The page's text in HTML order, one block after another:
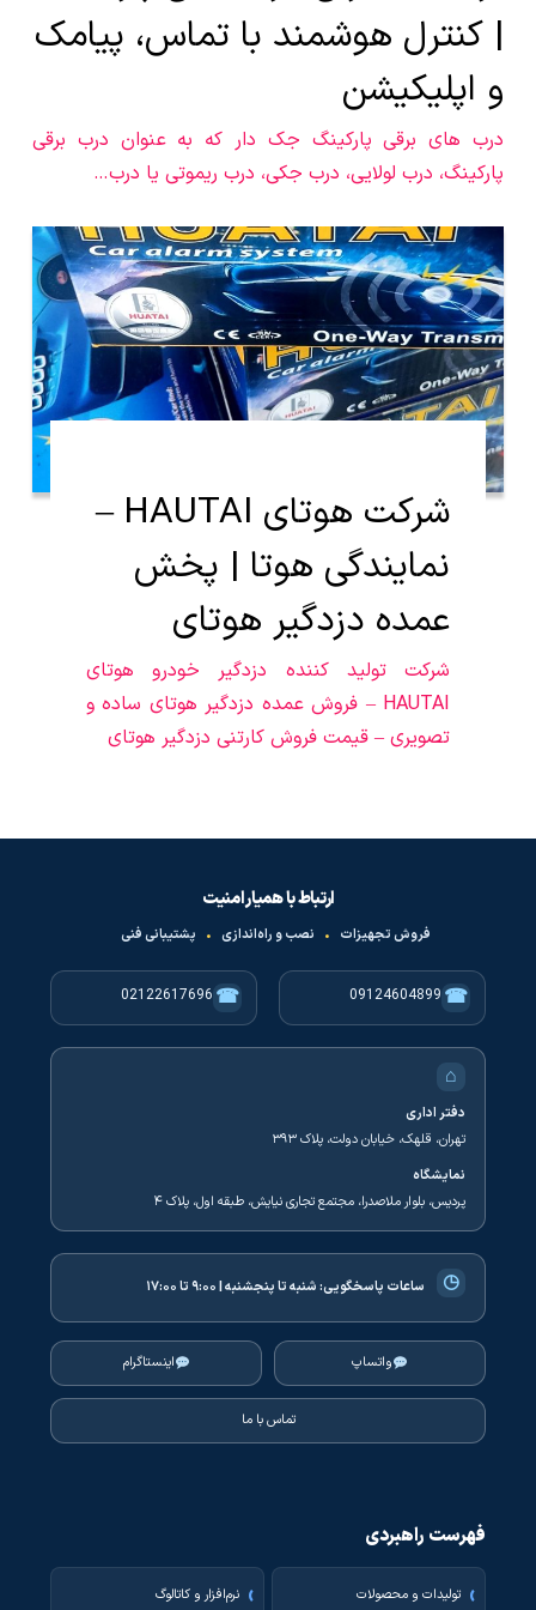
| کنترل هوشمند با تماس، پیامک
و اپلیکیشن
درب های برقی پارکینگ جک دار که به عنوان درب برقی
پارکینگ، درب لولایی، درب جکی، درب ریموتی یا درب…
شرکت هوتای HAUTAI –
نمایندگی هوتا | پخش
عمده دزدگیر هوتای
شرکت تولید کننده دزدگیر خودرو هوتای
HAUTAI – فروش عمده دزدگیر هوتای ساده و
تصویری – قیمت فروش کارتنی دزدگیر هوتای
ارتباط با همیار امنیت
فروش تجهیزات • نصب و راه‌اندازی • پشتیبانی فنی
☎
09124604899
☎
02122617696
⌂
دفتر اداری
تهران، قلهک، خیابان دولت، پلاک ۳۹۳
نمایشگاه
پردیس، بلوار ملاصدرا، مجتمع تجاری نیایش، طبقه اول، پلاک ۴
◷ ساعات پاسخگویی:شنبه تا پنجشنبه | ۹:۰۰ تا ۱۷:۰۰
واتساپ اینستاگرام
تماس با ما
فهرست راهبردی
تولیدات و محصولات نرم‌افزار و کاتالوگ